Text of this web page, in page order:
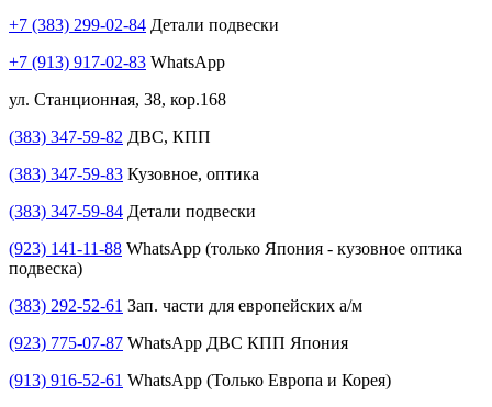
+7 (383) 299-02-84 Детали подвески
+7 (913) 917-02-83 WhatsApp
ул. Станционная, 38, кор.168
(383) 347-59-82 ДВС, КПП
(383) 347-59-83 Кузовное, оптика
(383) 347-59-84 Детали подвески
(923) 141-11-88 WhatsApp (только Япония - кузовное оптика
подвеска)
(383) 292-52-61 Зап. части для европейских а/м
(923) 775-07-87 WhatsApp ДВС КПП Япония
(913) 916-52-61 WhatsApp (Только Европа и Корея)